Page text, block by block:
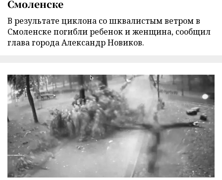
Смоленске
В результате циклона со шквалистым ветром в
Смоленске погибли ребенок и женщина, сообщил
глава города Александр Новиков.